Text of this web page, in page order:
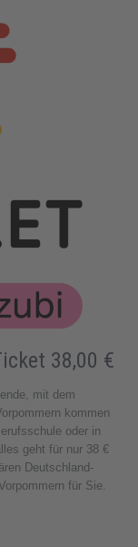
38,00 €
mit dem
kommen
oder in
geht für nur 38 €
Deutschland-
für Sie.